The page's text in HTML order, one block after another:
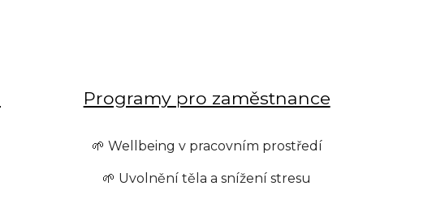
Programy pro zaměstnance
🌱 Wellbeing v pracovním prostředí
🌱 Uvolnění těla a snížení stresu